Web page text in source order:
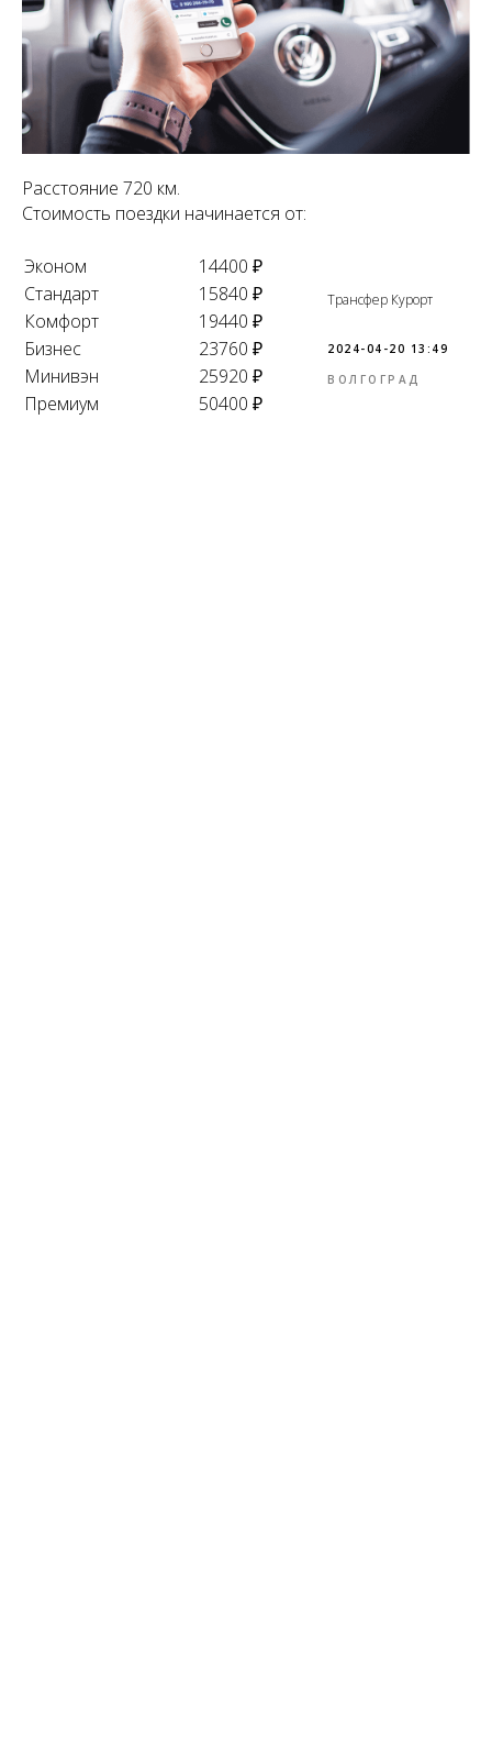
Расстояние 720 км.
Стоимость поездки начинается от:
Эконом
14400 ₽
Стандарт
15840 ₽
Комфорт
19440 ₽
Бизнес
23760 ₽
Минивэн
25920 ₽
Премиум
50400 ₽
Трансфер Курорт
2024-04-20 13:49
ВОЛГОГРАД